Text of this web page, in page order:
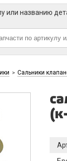
или названию
> Сальники